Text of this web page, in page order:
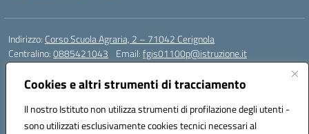
Cookies e altri strumenti di tracciamento
Il nostro Istituto non utilizza strumenti di profilazione degli utenti -
sono utilizzati esclusivamente cookies tecnici necessari al
Indirizzo: Corso Scuola Agraria, 2 – 71042 Cerignola
Centralino:0885421043 Email:fgis01100p@istruzione.it
Posta elettronica certificata (PEC):
Codice fiscale: 00318650710
Codice meccanografico:fgis01100p
Codice Indice delle Pubbliche Amministrazioni (IPA): istsc_fgis01100p-